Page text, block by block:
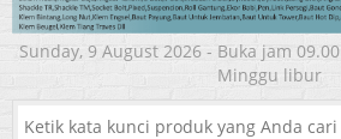
Sunday, 9 August 2026 - Buka jam
Minggu libur